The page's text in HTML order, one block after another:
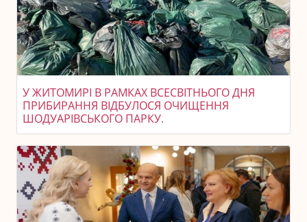
У ЖИТОМИРІ В РАМКАХ ВСЕСВІТНЬОГО ДНЯ
ПРИБИРАННЯ ВІДБУЛОСЯ ОЧИЩЕННЯ
ШОДУАРІВСЬКОГО ПАРКУ.